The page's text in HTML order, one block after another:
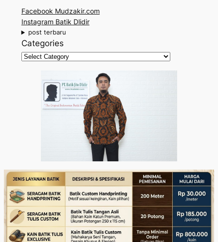
c
h
Facebook Mudzakir.com
Instagram Batik Dlidir
post terbaru
Categories